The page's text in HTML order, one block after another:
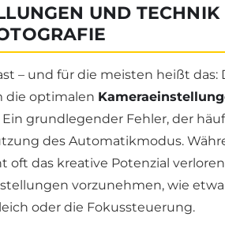
UND TECHNIK
– und für die meisten heißt das:
die optimalen
grundlegender Fehler, der
des Automatikmodus.
oft das kreative Potenzial
vorzunehmen, wie
oder die Fokussteuerung.